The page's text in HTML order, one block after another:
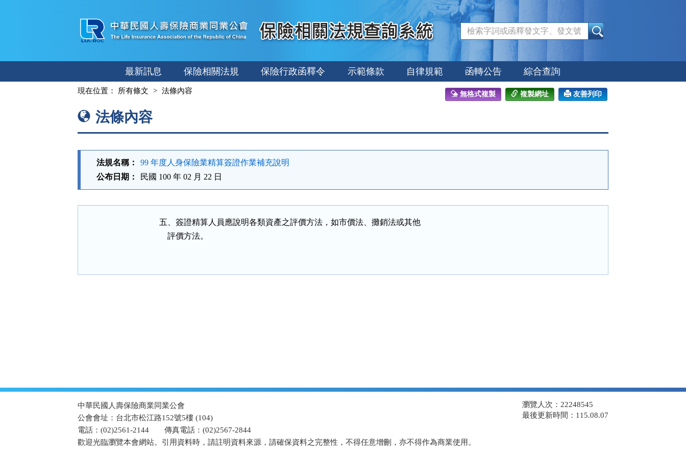
容
最新訊息 保險相關法規 保險行政函釋令 示範條款 自律規範 函轉公告 綜合查詢
現在位置： 所有條文 法條內容 無格式複製 複製網址 友善列印
法條內容
法規名稱：
99 年度人身保險業精算簽證作業補充說明
公布日期：
民國 100 年 02 月 22 日
五、簽證精算人員應說明各類資產之評價方法，如市價法、攤銷法或其他
    評價方法。
中華民國人壽保險商業同業公會
公會會址：台北市松江路152號5樓 (104)
電話：(02)2561-2144
傳真電話：(02)2567-2844
歡迎光臨瀏覽本會網站。引用資料時，請註明資料來源，請確保資料之完整性，不得任意增刪，亦不得作為商業使用。
瀏覽人次：22248545
最後更新時間：115.08.07